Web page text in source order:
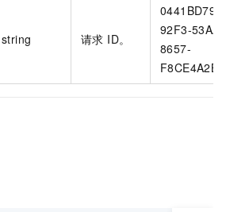
string 请求 ID。
0441BD79-
92F3-53AA-
8657-